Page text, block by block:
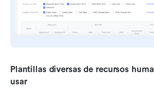
Plantillas diversas de recursos
usar